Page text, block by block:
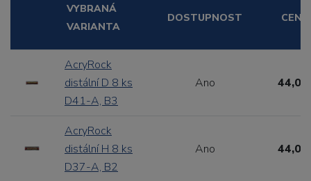
VYBRANÁ
VARIANTA
DOSTUPNOST CENA
AcryRock
distální D 8 ks
D41-A, B3
Ano 44,00
AcryRock
distální H 8 ks
D37-A, B2
Ano 44,00